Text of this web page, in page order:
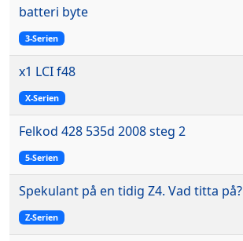
batteri byte
3-Serien
x1 LCI f48
X-Serien
Felkod 428 535d 2008 steg 2
5-Serien
Spekulant på en tidig Z4. Vad titta på?
Z-Serien